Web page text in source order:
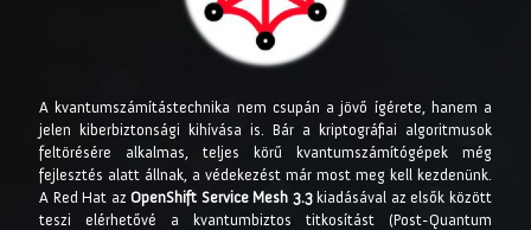
A kvantumszámítástechnika nem csupán a jövő ígérete, hanem a
jelen kiberbiztonsági kihívása is. Bár a kriptográfiai algoritmusok
feltörésére alkalmas, teljes körű kvantumszámítógépek még
fejlesztés alatt állnak, a védekezést már most meg kell kezdenünk.
A Red Hat azOpenShift Service Mesh 3.3kiadásával az elsők között
teszi elérhetővé a kvantumbiztos titkosítást (Post-Quantum